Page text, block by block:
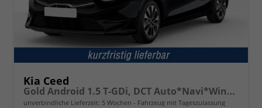
Kia Ceed
Gold Android 1.5 T-GDi, DCT Auto*Navi*WinterPak*Klimaauto*16"*Kamera*PrivacyGlas*
unverbindliche Lieferzeit: 5 Wochen Fahrzeug mit Tageszulassung